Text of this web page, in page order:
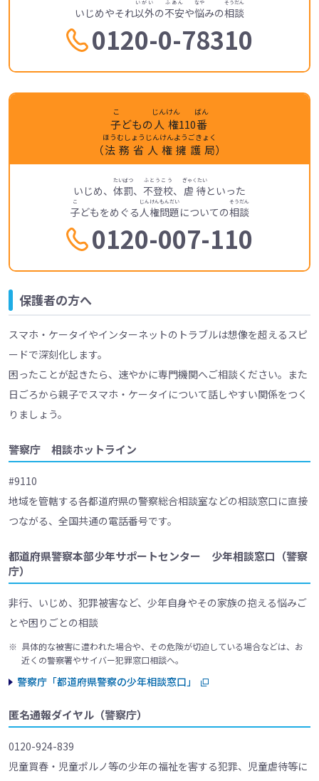
いじめやそれ以外
いがい
の不安
ふあん
や悩
なや
みの相談
そうだん
0120-0-78310
子
こ
どもの人権
じんけん
110番
ばん
（法務省人権擁護局
ほうむしょうじんけんようごきょく
）
いじめ、 体罰
たいばつ
、 不登校
ふとうこう
、 虐待
ぎゃくたい
といった
子
こ
どもをめぐる人権問題
じんけんもんだい
についての相談
そうだん
0120-007-110
保護者の方へ
スマホ・ケータイやインターネットのトラブルは想像を超えるスピ
ードで深刻化します。
困ったことが起きたら、速やかに専門機関へご相談ください。 また
日ごろから親子でスマホ・ケータイについて話しやすい関係をつく
りましょう。
警察庁 相談ホットライン
#9110
地域を管轄する各都道府県の警察総合相談室などの相談窓口に直接
つながる、全国共通の電話番号です。
都道府県警察本部少年サポートセンター 少年相談窓口（警察
庁）
非行、いじめ、犯罪被害など、少年自身やその家族の抱える悩みご
とや困りごとの相談
※ 具体的な被害に遭われた場合や、その危険が切迫している場合などは、お
近くの警察署やサイバー犯罪窓口相談へ。
警察庁「都道府県警察の少年相談窓口」
匿名通報ダイヤル（警察庁）
0120-924-839
児童買春・児童ポルノ等の少年の福祉を害する犯罪、児童虐待等に